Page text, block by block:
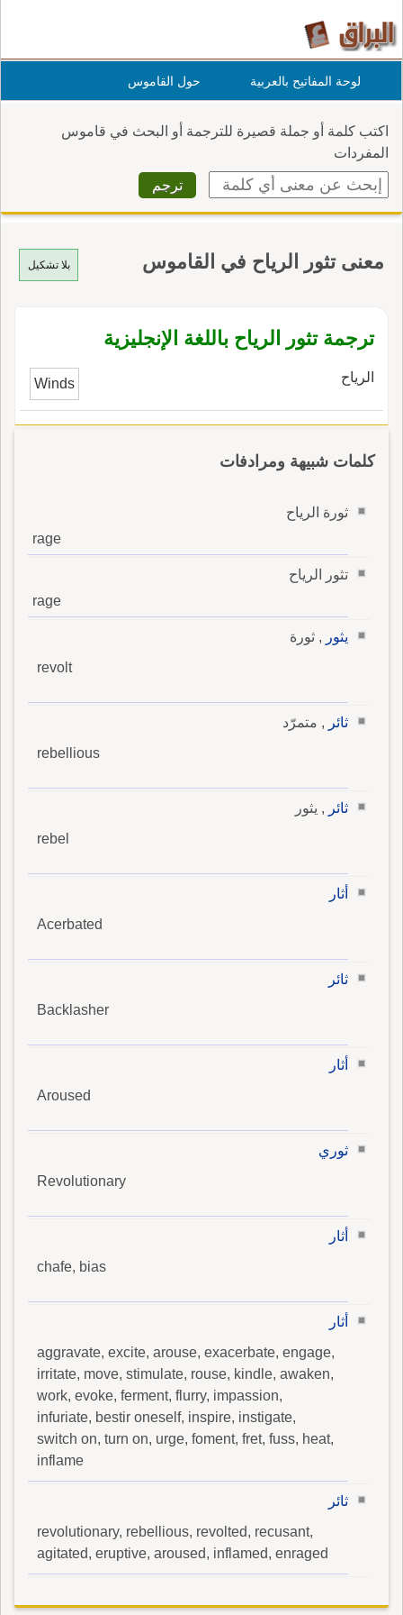
لوحة المفاتيح بالعربية حول القاموس
اكتب كلمة أو جملة قصيرة للترجمة أو البحث في قاموس
المفردات
بلا تشكيل معنى تثور الرياح في القاموس
ترجمة تثور الرياح باللغة الإنجليزية
الرياح Winds
كلمات شبيهة ومرادفات
ثورة الرياح
rage
تثور الرياح
rage
يثور , ثورة
revolt
ثائر , متمرّد
rebellious
ثائر , يثور
rebel
أثار
Acerbated
ثائر
Backlasher
أثار
Aroused
ثوري
Revolutionary
أثار
chafe, bias
أثار
aggravate, excite, arouse, exacerbate, engage,
irritate, move, stimulate, rouse, kindle, awaken,
work, evoke, ferment, flurry, impassion,
infuriate, bestir oneself, inspire, instigate,
switch on, turn on, urge, foment, fret, fuss, heat,
inflame
ثائر
revolutionary, rebellious, revolted, recusant,
agitated, eruptive, aroused, inflamed, enraged